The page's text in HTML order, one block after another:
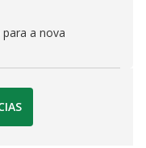
a nova